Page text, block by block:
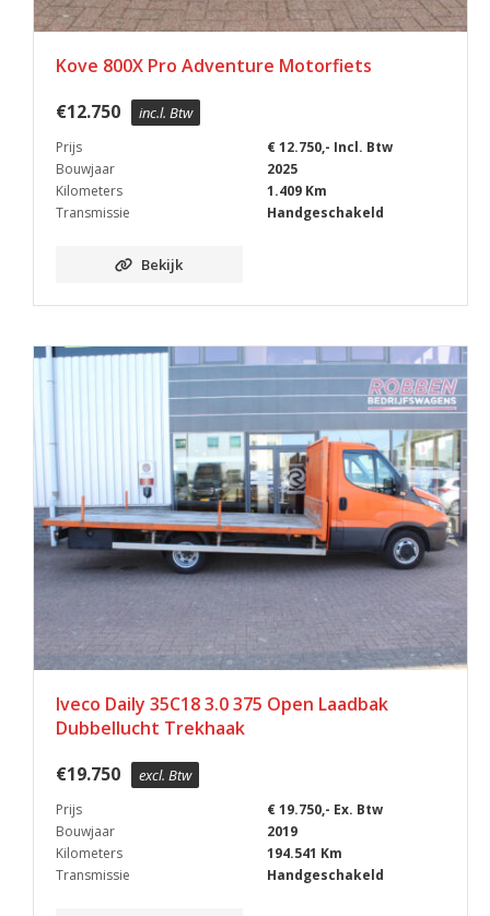
Kove 800X Pro Adventure Motorfiets
€12.750 inc.l. Btw
Prijs
€ 12.750,- Incl. Btw
Bouwjaar
2025
Kilometers
1.409 Km
Transmissie
Handgeschakeld
Bekijk
Iveco Daily 35C18 3.0 375 Open Laadbak
Dubbellucht Trekhaak
€19.750 excl. Btw
Prijs
€ 19.750,- Ex. Btw
Bouwjaar
2019
Kilometers
194.541 Km
Transmissie
Handgeschakeld